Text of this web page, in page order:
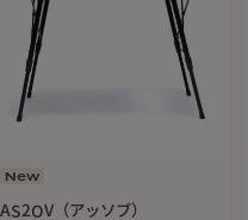
New
AS2OV（アッソブ）